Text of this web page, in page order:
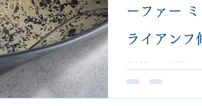
ーファー
ライアンフ
理対応】
JM Weston 180 ロ
断り案件も対応。郵